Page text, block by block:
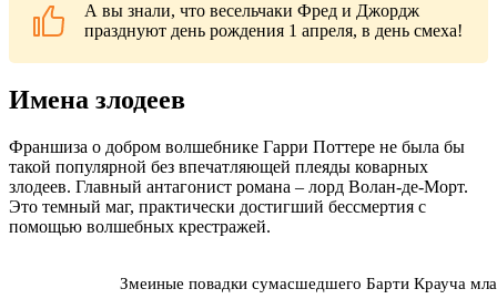
А вы знали, что весельчаки Фред и Джордж
празднуют день рождения 1 апреля, в день смеха!
Имена злодеев
Франшиза о добром волшебнике Гарри Поттере не была бы
такой популярной без впечатляющей плеяды коварных
злодеев. Главный антагонист романа – лорд Волан-де-Морт.
Это темный маг, практически достигший бессмертия с
помощью волшебных крестражей.
Змеиные повадки сумасшедшего Барти Крауча